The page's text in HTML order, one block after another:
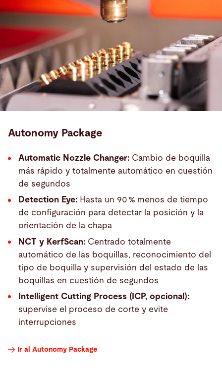
Autonomy Package
Automatic Nozzle Changer:Cambio de boquilla
más rápido y totalmente automático en cuestión
de segundos
Detection Eye:Hasta un 90 % menos de tiempo
de configuración para detectar la posición y la
orientación de la chapa
NCT y KerfScan:Centrado totalmente
automático de las boquillas, reconocimiento del
tipo de boquilla y supervisión del estado de las
boquillas en cuestión de segundos
Intelligent Cutting Process (ICP, opcional):
supervise el proceso de corte y evite
interrupciones
Ir al Autonomy Package